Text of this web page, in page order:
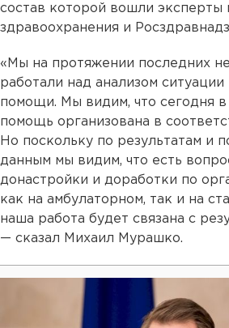
состав которой вошли эксперты
здравоохранения и
«Мы на протяжении последних
работали над анализом ситуации
помощи. Мы видим, что сегодня
помощь организована в
Но поскольку по результатам и
данным мы видим, что есть
донастройки и доработки по
как на амбулаторном, так и на
наша работа будет связана с
— сказал Михаил Мурашко.